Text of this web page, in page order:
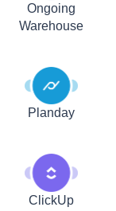
Ongoing
Warehouse
Planday
ClickUp